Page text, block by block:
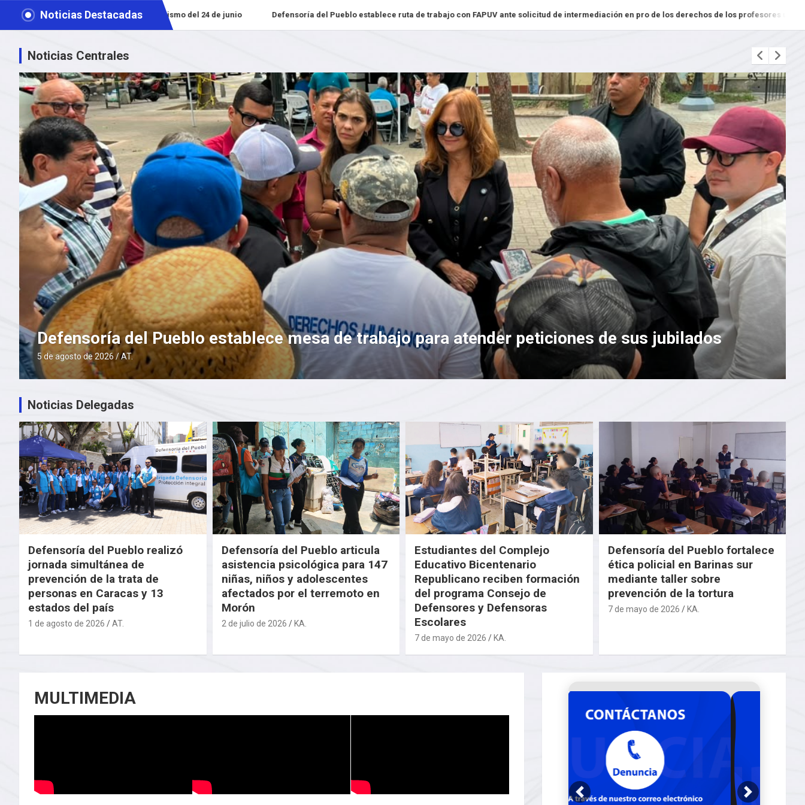
Noticias Destacadas
evalúan fases por venir tras sismo del 24 de junio Defensoría del Pueblo establece ruta de trabajo con FAPUV ante solicitud de intermediación en pro de los derechos de los profesores universitarios
Noticias Centrales
Defensoría del Pueblo establece mesa de trabajo para atender peticiones de sus jubilados
5 de agosto de 2026 AT.
Noticias Delegadas
Defensoría del Pueblo realizó
jornada simultánea de
prevención de la trata de
personas en Caracas y 13
estados del país
1 de agosto de 2026 AT.
Defensoría del Pueblo articula
asistencia psicológica para 147
niñas, niños y adolescentes
afectados por el terremoto en
Morón
2 de julio de 2026 KA.
Estudiantes del Complejo
Educativo Bicentenario
Republicano reciben formación
del programa Consejo de
Defensores y Defensoras
Escolares
7 de mayo de 2026 KA.
Defensoría del Pueblo fortalece
ética policial en Barinas sur
mediante taller sobre
prevención de la tortura
7 de mayo de 2026 KA.
MULTIMEDIA